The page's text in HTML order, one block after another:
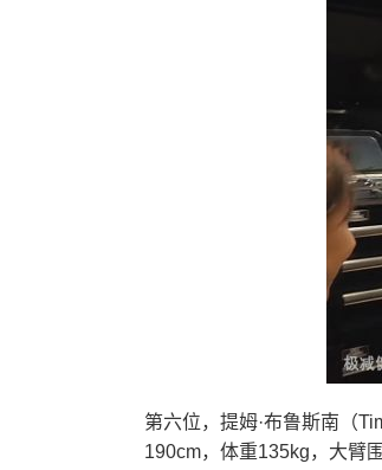
第六位，提姆·布鲁斯南（
190cm，体重135kg，大臂